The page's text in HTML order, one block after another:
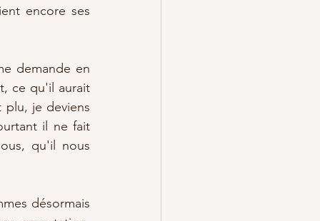
encore ses
demande en
ce qu'il aurait
plu, je deviens
il ne fait
qu'il nous
désormais